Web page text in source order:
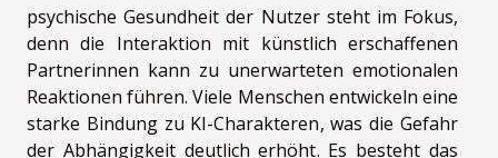
psychische Gesundheit der Nutzer steht im Fokus,
denn die Interaktion mit künstlich erschaffenen
Partnerinnen kann zu unerwarteten emotionalen
Reaktionen führen. Viele Menschen entwickeln eine
starke Bindung zu KI-Charakteren, was die Gefahr
der Abhängigkeit deutlich erhöht. Es besteht das